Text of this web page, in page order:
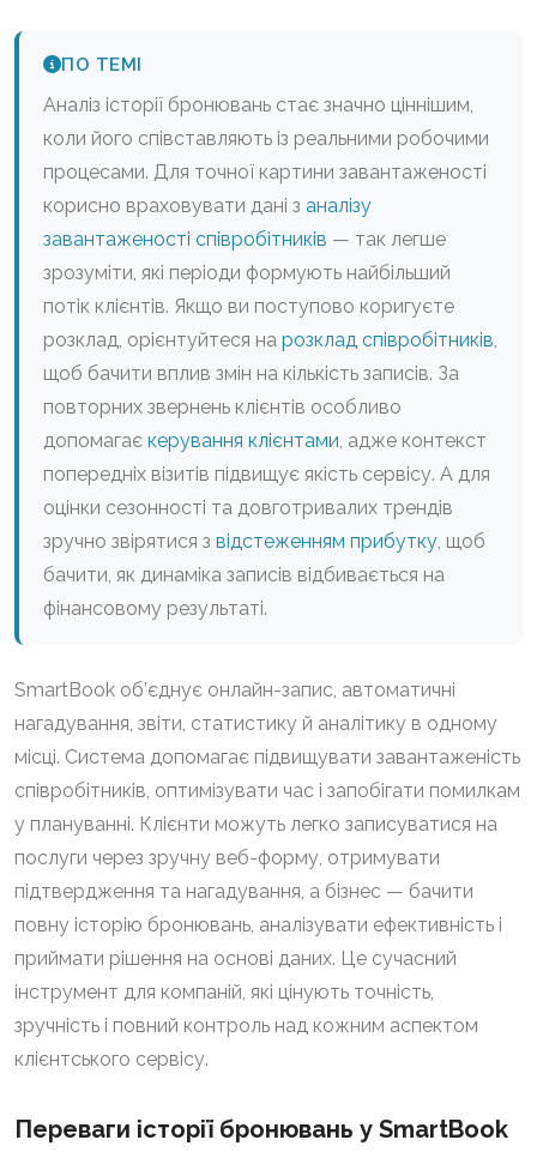
ПО ТЕМІ
Аналіз історії бронювань стає значно ціннішим,
коли його співставляють із реальними робочими
процесами. Для точної картини завантаженості
корисно враховувати дані з аналізу
завантаженості співробітників — так легше
зрозуміти, які періоди формують найбільший
потік клієнтів. Якщо ви поступово коригуєте
розклад, орієнтуйтеся на розклад співробітників
щоб бачити вплив змін на кількість записів. За
повторних звернень клієнтів особливо
допомагає керування клієнтами , адже контекст
попередніх візитів підвищує якість сервісу. А для
оцінки сезонності та довготривалих трендів
зручно звірятися з відстеженням прибутку , щоб
бачити, як динаміка записів відбивається на
фінансовому результаті.
SmartBook об’єднує онлайн-запис, автоматичні
нагадування, звіти, статистику й аналітику в одному
місці. Система допомагає підвищувати завантаженість
співробітників, оптимізувати час і запобігати помилкам
у плануванні. Клієнти можуть легко записуватися на
послуги через зручну веб-форму, отримувати
підтвердження та нагадування, а бізнес — бачити
повну історію бронювань, аналізувати ефективність і
приймати рішення на основі даних. Це сучасний
інструмент для компаній, які цінують точність,
зручність і повний контроль над кожним аспектом
клієнтського сервісу.
Переваги історії бронювань у SmartBook